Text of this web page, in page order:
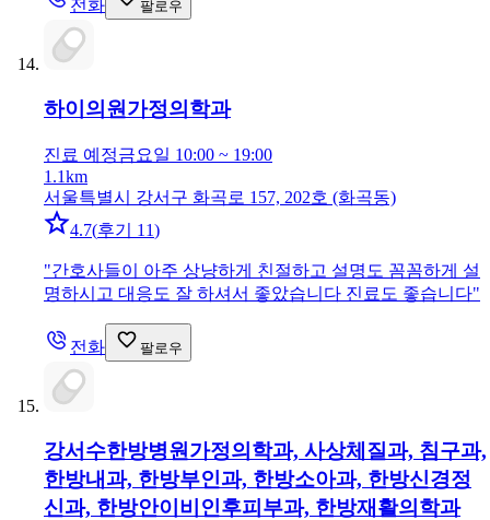
전화 팔로우
하이의원 가정의학과
진료 예정금요일 10:00 ~ 19:00
1.1km
서울특별시 강서구 화곡로 157, 202호 (화곡동)
4.7(후기 11)
"간호사들이 아주 상냥하게 친절하고 설명도 꼼꼼하게 설
명하시고 대응도 잘 하셔서 좋았습니다 진료도 좋습니다"
전화 팔로우
강서수한방병원 가정의학과, 사상체질과, 침구과,
한방내과, 한방부인과, 한방소아과, 한방신경정
신과, 한방안이비인후피부과, 한방재활의학과